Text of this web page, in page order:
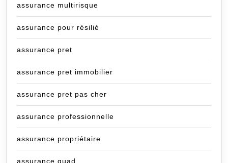
assurance multirisque
assurance pour résilié
assurance pret
assurance pret immobilier
assurance pret pas cher
assurance professionnelle
assurance propriétaire
assurance quad